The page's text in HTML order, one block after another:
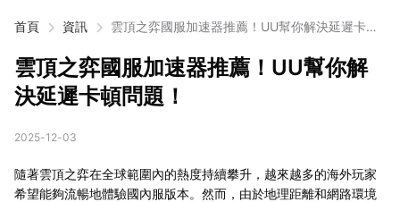
首頁 資訊
雲頂之弈國服加速器推薦！UU幫你解決延遲卡頓
雲頂之弈國服加速器推薦！UU幫你解
決延遲卡頓問題！
2025-12-03
隨著雲頂之弈在全球範圍內的熱度持續攀升，越來越多的海外玩家
希望能夠流暢地體驗國內服版本。然而，由於地理距離和網路環境